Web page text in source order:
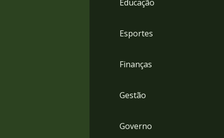
Educação
Esportes
Finanças
Gestão
Governo